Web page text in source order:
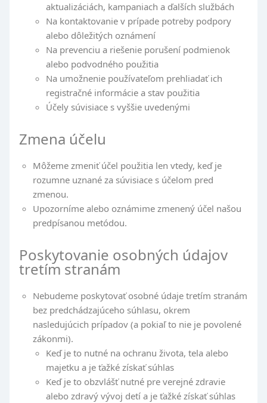
aktualizáciách, kampaniach a ďalších službách
Na kontaktovanie v prípade potreby podpory
alebo dôležitých oznámení
Na prevenciu a riešenie porušení podmienok
alebo podvodného použitia
Na umožnenie používateľom prehliadať ich
registračné informácie a stav použitia
Účely súvisiace s vyššie uvedenými
Zmena účelu
Môžeme zmeniť účel použitia len vtedy, keď je
rozumne uznané za súvisiace s účelom pred
zmenou.
Upozorníme alebo oznámime zmenený účel našou
predpísanou metódou.
Poskytovanie osobných údajov
tretím stranám
Nebudeme poskytovať osobné údaje tretím stranám
bez predchádzajúceho súhlasu, okrem
nasledujúcich prípadov (a pokiaľ to nie je povolené
zákonmi).
Keď je to nutné na ochranu života, tela alebo
majetku a je ťažké získať súhlas
Keď je to obzvlášť nutné pre verejné zdravie
alebo zdravý vývoj detí a je ťažké získať súhlas